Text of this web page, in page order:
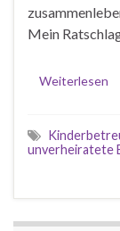
Mein
Weiterlesen
unverheiratete